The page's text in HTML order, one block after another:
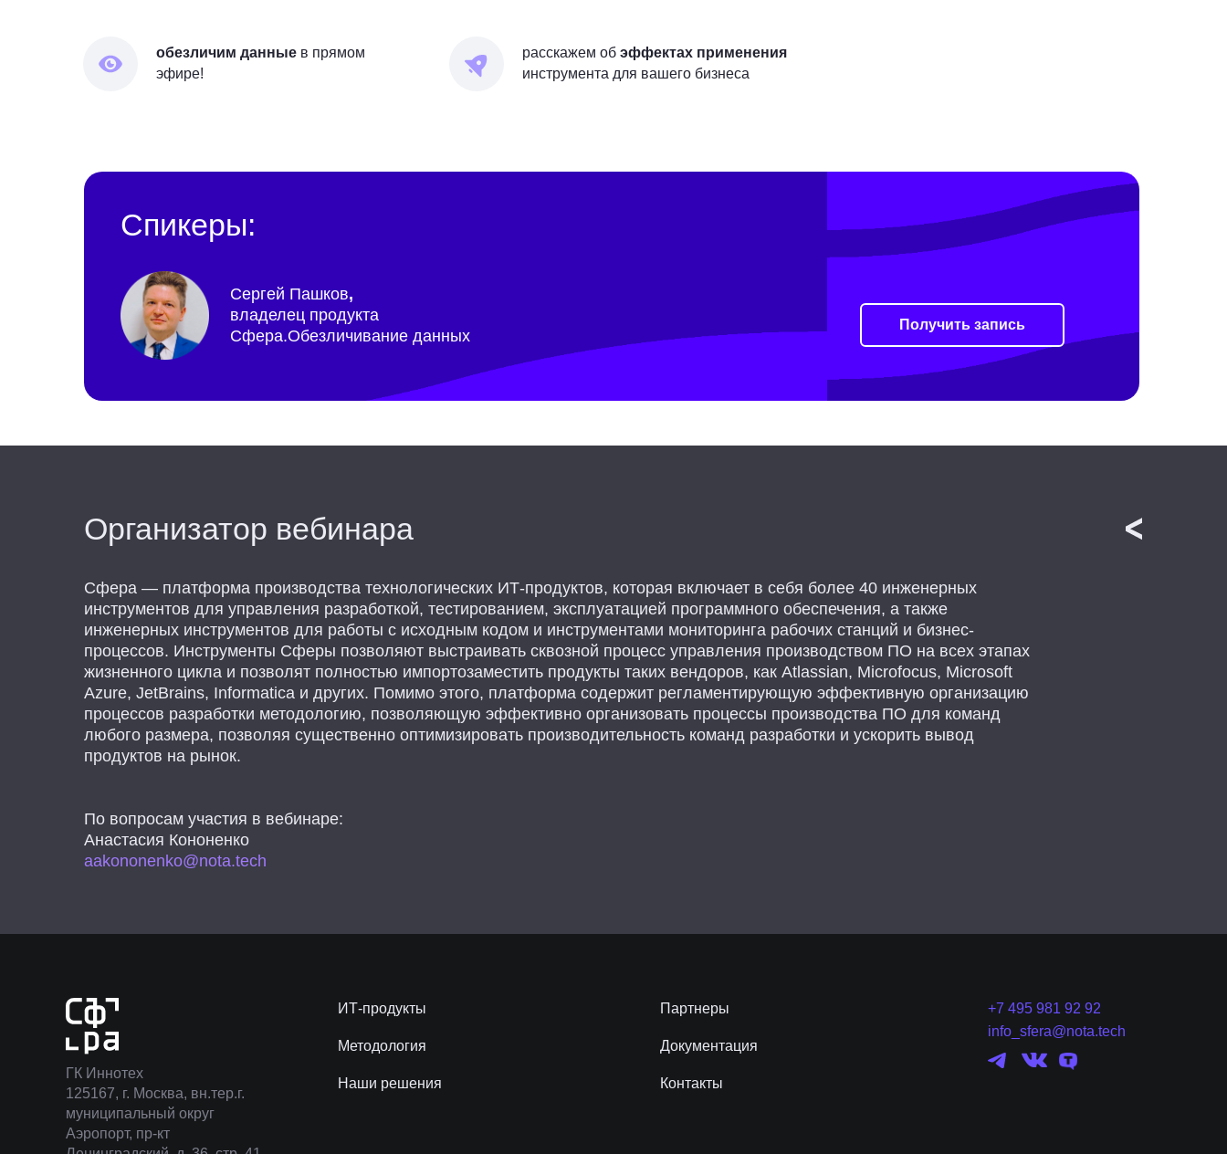
обезличим данные в прямом
эфире!
расскажем об эффектах применения
инструмента для вашего бизнеса
Спикеры:
Сергей Пашков,
владелец продукта
Сфера.Обезличивание данных
Получить запись
Организатор вебинара
Сфера — платформа производства технологических ИТ-продуктов, которая включает в себя более 40 инженерных
инструментов для управления разработкой, тестированием, эксплуатацией программного обеспечения, а также
инженерных инструментов для работы с исходным кодом и инструментами мониторинга рабочих станций и бизнес-
процессов. Инструменты Сферы позволяют выстраивать сквозной процесс управления производством ПО на всех этапах
жизненного цикла и позволят полностью импортозаместить продукты таких вендоров, как Atlassian, Microfocus, Microsoft
Azure, JetBrains, Informatica и других. Помимо этого, платформа содержит регламентирующую эффективную организацию
процессов разработки методологию, позволяющую эффективно организовать процессы производства ПО для команд
любого размера, позволяя существенно оптимизировать производительность команд разработки и ускорить вывод
продуктов на рынок.
По вопросам участия в вебинаре:
Анастасия Кононенко
aakononenko@nota.tech
ГК Иннотех
125167, г. Москва, вн.тер.г.
муниципальный округ
Аэропорт, пр-кт
info_sfera@nota.tech
+7 495 981 92 92
ИТ-продукты
Методология
Наши решения
Партнеры
Документация
Контакты